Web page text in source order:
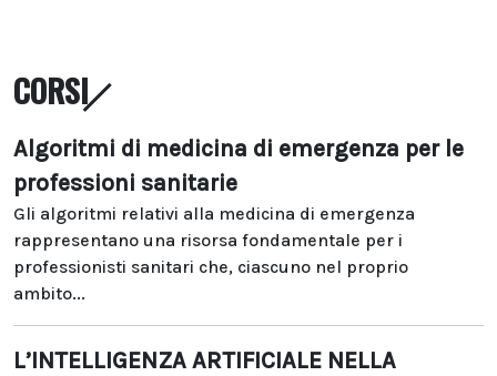
CORSI
Algoritmi di medicina di emergenza per le
professioni sanitarie
Gli algoritmi relativi alla medicina di emergenza
rappresentano una risorsa fondamentale per i
professionisti sanitari che, ciascuno nel proprio
ambito...
L’INTELLIGENZA ARTIFICIALE NELLA